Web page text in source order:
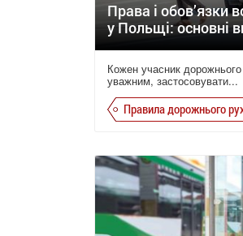
Права і обов’язки
у Польщі: основні
Кожен учасник
уважним, застосовувати...
Правила дорожнього